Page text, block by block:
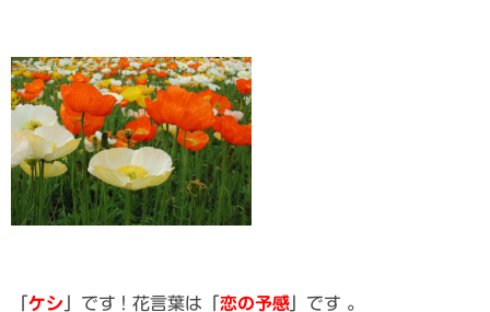
ケシ 」です！花言葉は「 恋の予感」です 。